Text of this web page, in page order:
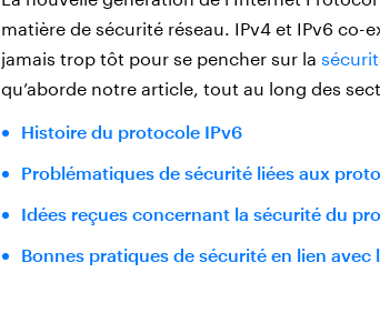
matière de sécurité réseau. IPv4 et IPv6 co-
jamais trop tôt pour se pencher sur la
qu’aborde notre article, tout au long des
Histoire du protocole IPv6
Problématiques de sécurité liées aux
Idées reçues concernant la sécurité du
Bonnes pratiques de sécurité en lien avec